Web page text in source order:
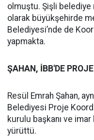
olmuştu. Şişli
olarak büyükşehirde
Belediyesi’nde de
yapmakta.
ŞAHAN, İBB'DE
Resül Emrah Şahan,
Belediyesi Proje
kurulu başkanı ve
yürüttü.